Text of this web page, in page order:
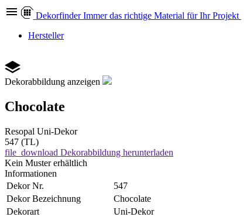
Dekorfinder Immer das richtige Material für Ihr Projekt
Hersteller
Dekorabbildung anzeigen
Chocolate
Resopal Uni-Dekor
547 (TL)
file_download Dekorabbildung herunterladen
Kein Muster erhältlich
Informationen
Dekor Nr.
547
Dekor Bezeichnung
Chocolate
Dekorart
Uni-Dekor